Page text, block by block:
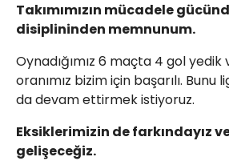
Takımımızın mücadele
disiplininden memnunum.
Oynadığımız 6 maçta 4 gol
oranımız bizim için başarılı. Bunu
da devam ettirmek istiyoruz.
Eksiklerimizin de farkındayız
gelişeceğiz.